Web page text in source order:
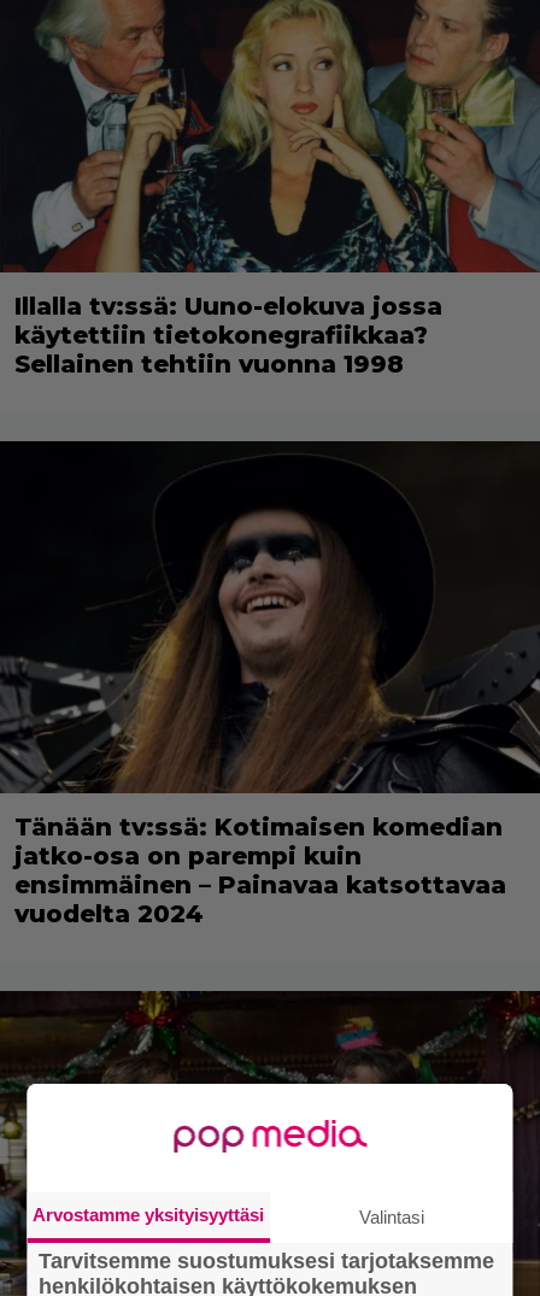
Illalla tv:ssä: Uuno-elokuva jossa
käytettiin tietokonegrafiikkaa?
Sellainen tehtiin vuonna 1998
Tänään tv:ssä: Kotimaisen komedian
jatko-osa on parempi kuin
ensimmäinen – Painavaa katsottavaa
vuodelta 2024
Arvostamme yksityisyyttäsi Valintasi
Tarvitsemme suostumuksesi tarjotaksemme
henkilökohtaisen käyttökokemuksen